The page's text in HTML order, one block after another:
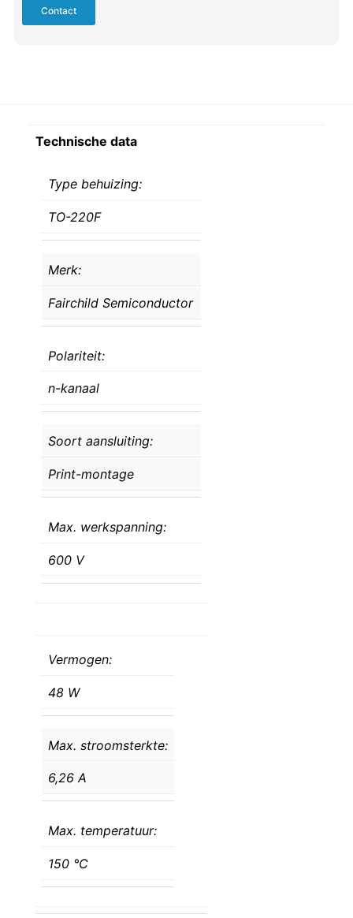
Contact
Technische data
Type behuizing:
TO-220F
Merk:
Fairchild Semiconductor
Polariteit:
n-kanaal
Soort aansluiting:
Print-montage
Max. werkspanning:
600 V
Vermogen:
48 W
Max. stroomsterkte:
6,26 A
Max. temperatuur:
150 °C